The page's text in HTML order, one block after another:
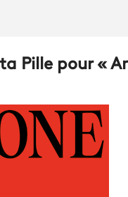
Pille pour «